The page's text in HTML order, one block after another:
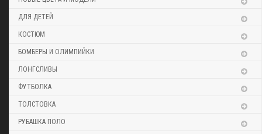
ДЛЯ ДЕТЕЙ
КОСТЮМ
БОМБЕРЫ И ОЛИМПИЙКИ
ЛОНГСЛИВЫ
ФУТБОЛКА
ТОЛСТОВКА
РУБАШКА ПОЛО